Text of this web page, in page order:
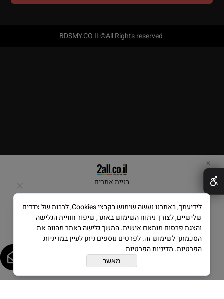
בניית אתרים
✕
לידיעתך, באתרנו נעשה שימוש בקבצי Cookies, לרבות של צדדים
שלישיים, לצורך ניתוח השימוש באתר, שיפור חוויית הגלישה
והצגת פרסום מותאם אישית. המשך גלישה באתר מהווה את
הסכמתך לשימוש זה. לפרטים נוספים ניתן לעיין במדיניות
הפרטיות. מדיניות הפרטיות
מאשר